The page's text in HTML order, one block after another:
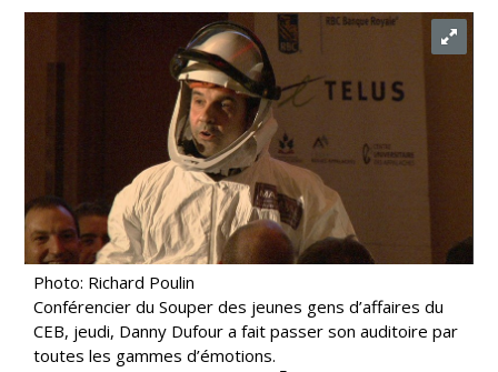
Photo: Richard Poulin
Conférencier du Souper des jeunes gens d’affaires du
CEB, jeudi, Danny Dufour a fait passer son auditoire par
toutes les gammes d’émotions.